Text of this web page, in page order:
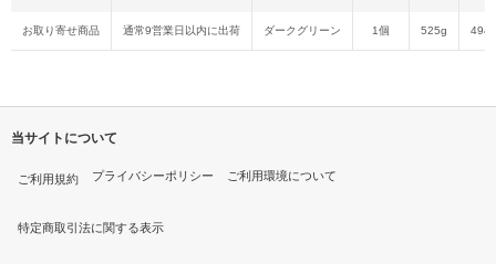
お取り寄せ商品 通常9営業日以内に出荷 ダークグリーン 1個 525g
当サイトについて
ご利用規約 プライバシーポリシー ご利用環境について
特定商取引法に関する表示